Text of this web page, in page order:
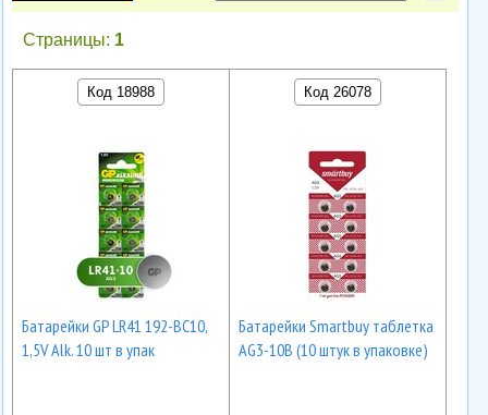
Страницы: 1
Код 18988
Батарейки GP LR41 192-BC10,
1,5V Alk. 10 шт в упак
Код 26078
Батарейки Smartbuy таблетка
AG3-10B (10 штук в упаковке)